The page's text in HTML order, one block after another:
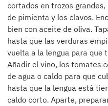
cortados en trozos
de pimienta y los clavos.
bien con aceite de oliva.
hasta que las verduras
vuelta a la lengua para que
Añadir el vino, los tomates
de agua o caldo para que
hasta que la lengua está
caldo corto. Aparte,